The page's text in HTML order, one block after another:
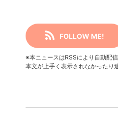
FOLLOW ME!
※本ニュースはRSSにより自動配信
本文が上手く表示されなかったり